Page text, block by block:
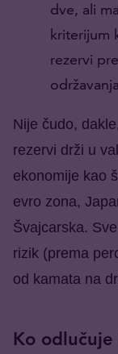
dve, ali
kriterijum
rezervi
Nije čudo,
rezervi drži u
ekonomije kao
evro zona,
Švajcarska.
rizik (prema
od kamata na
Ko